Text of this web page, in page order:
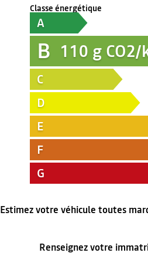
Classe énergétique
A
B 110 g CO2/
C
D
E
F
G
Estimez votre véhicule toutes
Renseignez votre